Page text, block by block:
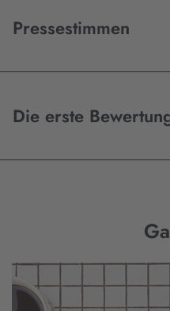
Pressestimmen
Die erste